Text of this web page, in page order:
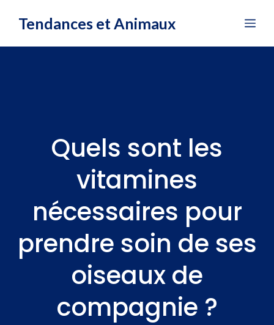
Tendances et Animaux
Quels sont les
vitamines
nécessaires pour
prendre soin de ses
oiseaux de
compagnie ?